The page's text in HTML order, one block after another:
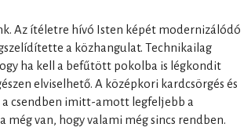
Az ítéletre hívó Isten képét modernizálódó
a közhangulat. Technikailag
ha kell a befűtött pokolba is légkondit
elviselhető. A középkori kardcsörgés és
a csendben imitt-amott legfeljebb a
még van, hogy valami még sincs rendben.